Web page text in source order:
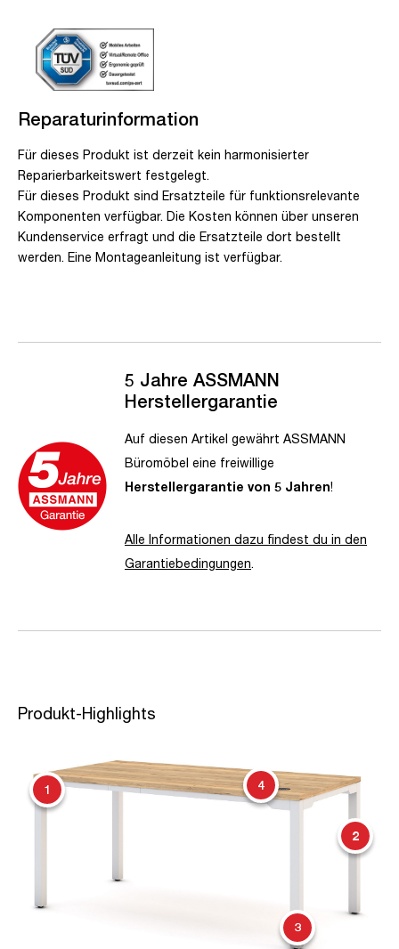
Reparaturinformation
Für dieses Produkt ist derzeit kein harmonisierter
Reparierbarkeitswert festgelegt.
Für dieses Produkt sind Ersatzteile für funktionsrelevante
Komponenten verfügbar. Die Kosten können über unseren
Kundenservice erfragt und die Ersatzteile dort bestellt
werden. Eine Montageanleitung ist verfügbar.
5 Jahre ASSMANN
Herstellergarantie
Auf diesen Artikel gewährt ASSMANN
Büromöbel eine freiwillige
Herstellergarantie von 5 Jahren!
Alle Informationen dazu findest du in den
Garantiebedingungen.
Produkt-Highlights
1
2
3
4